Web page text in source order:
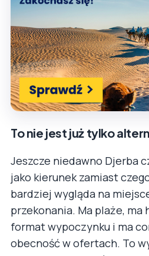
To nie jest już tylko
Jeszcze niedawno Djerba
jako kierunek zamiast
bardziej wygląda na
przekonania. Ma plaże,
format wypoczynku i ma
obecność w ofertach. To